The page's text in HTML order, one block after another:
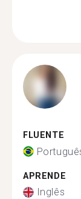
FLUENTE
APRENDE
Inglês